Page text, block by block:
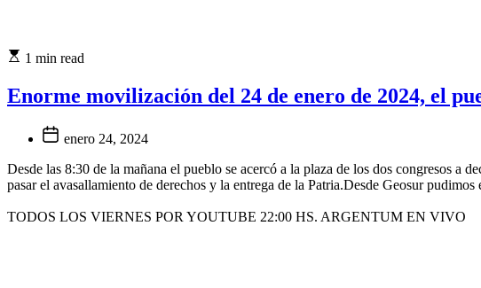
1 min read
Enorme movilización del 24 de enero de 2024, el
enero 24, 2024
Desde las 8:30 de la mañana el pueblo se acercó a la plaza de los dos congresos a
pasar el avasallamiento de derechos y la entrega de la Patria.Desde Geosur
TODOS LOS VIERNES POR YOUTUBE 22:00 HS. ARGENTUM EN VIVO